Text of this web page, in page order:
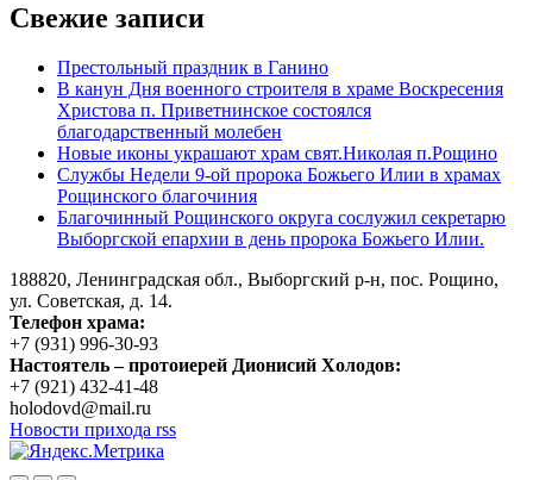
Свежие записи
Престольный праздник в Ганино
В канун Дня военного строителя в храме Воскресения
Христова п. Приветнинское состоялся
благодарственный молебен
Новые иконы украшают храм свят.Николая п.Рощино
Службы Недели 9-ой пророка Божьего Илии в храмах
Рощинского благочиния
Благочинный Рощинского округа сослужил секретарю
Выборгской епархии в день пророка Божьего Илии.
188820, Ленинградская обл., Выборгский р-н, пос. Рощино,
ул. Советская, д. 14.
Телефон храма:
+7 (931) 996-30-93
Настоятель – протоиерей Дионисий Холодов:
+7 (921) 432-41-48
holodovd@mail.ru
Новости прихода rss